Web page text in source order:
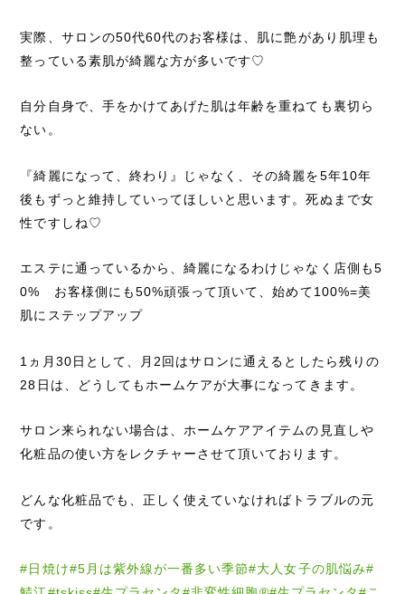
実際、サロンの50代60代のお客様は、肌に艶があり肌理も
整っている素肌が綺麗な方が多いです♡
自分自身で、手をかけてあげた肌は年齢を重ねても裏切ら
ない。
『綺麗になって、終わり』じゃなく、その綺麗を5年10年
後もずっと維持していってほしいと思います。死ぬまで女
性ですしね♡
エステに通っているから、綺麗になるわけじゃなく店側も5
0% お客様側にも50%頑張って頂いて、始めて100%=美
肌にステップアップ
1ヵ月30日として、月2回はサロンに通えるとしたら残りの
28日は、どうしてもホームケアが大事になってきます。
サロン来られない場合は、ホームケアアイテムの見直しや
化粧品の使い方をレクチャーさせて頂いております。
どんな化粧品でも、正しく使えていなければトラブルの元
です。
#日焼け#5月は紫外線が一番多い季節#大人女子の肌悩み#